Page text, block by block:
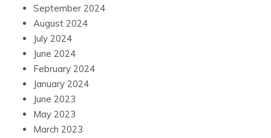
September 2024
August 2024
July 2024
June 2024
February 2024
January 2024
June 2023
May 2023
March 2023